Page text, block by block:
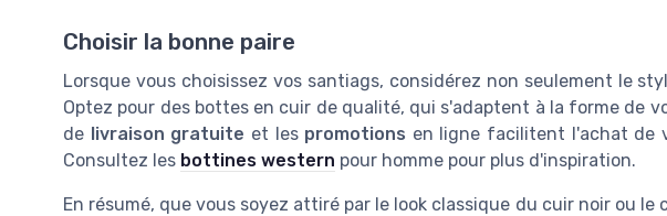
Choisir la bonne paire
Lorsque vous choisissez vos santiags, considérez non seulement le
Optez pour des bottes en cuir de qualité, qui s'adaptent à la forme de
de livraison gratuite et les promotions en ligne facilitent l'achat de
Consultez les bottines western pour homme pour plus d'inspiration.
En résumé, que vous soyez attiré par le look classique du cuir noir ou